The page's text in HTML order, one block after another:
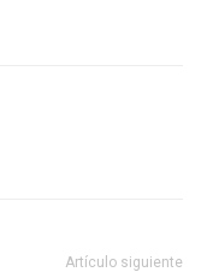
Artículo siguiente